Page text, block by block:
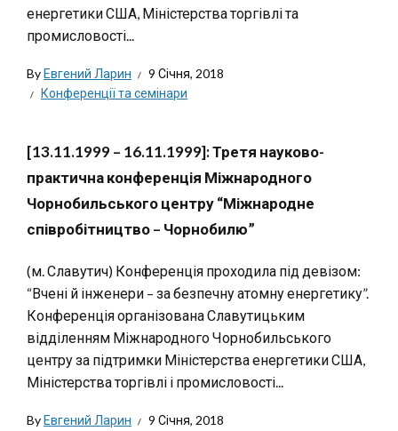
енергетики США, Міністерства торгівлі та
промисловості...
ByЕвгений Ларин
9 Січня, 2018
Конференції та семінари
[13.11.1999 – 16.11.1999]: Третя науково-
практична конференція Міжнародного
Чорнобильського центру “Міжнародне
співробітництво – Чорнобилю”
(м. Славутич) Конференція проходила під девізом:
“Вчені й інженери – за безпечну атомну енергетику”.
Конференція організована Славутицьким
відділенням Міжнародного Чорнобильського
центру за підтримки Міністерства енергетики США,
Міністерства торгівлі і промисловості...
ByЕвгений Ларин
9 Січня, 2018